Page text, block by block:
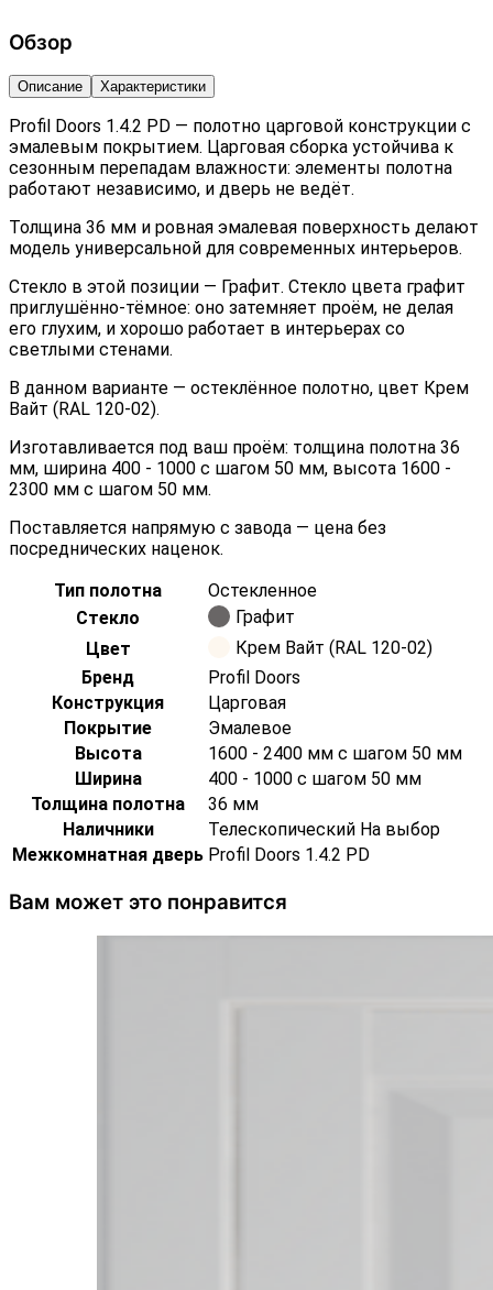
Обзор
Описание Характеристики
Profil Doors 1.4.2 PD — полотно царговой конструкции с
эмалевым покрытием. Царговая сборка устойчива к
сезонным перепадам влажности: элементы полотна
работают независимо, и дверь не ведёт.
Толщина 36 мм и ровная эмалевая поверхность делают
модель универсальной для современных интерьеров.
Стекло в этой позиции — Графит. Стекло цвета графит
приглушённо-тёмное: оно затемняет проём, не делая
его глухим, и хорошо работает в интерьерах со
светлыми стенами.
В данном варианте — остеклённое полотно, цвет Крем
Вайт (RAL 120-02).
Изготавливается под ваш проём: толщина полотна 36
мм, ширина 400 - 1000 с шагом 50 мм, высота 1600 -
2300 мм с шагом 50 мм.
Поставляется напрямую с завода — цена без
посреднических наценок.
Тип полотна
Остекленное
Стекло
Графит
Цвет
Крем Вайт (RAL 120-02)
Бренд
Profil Doors
Конструкция
Царговая
Покрытие
Эмалевое
Высота
1600 - 2400 мм с шагом 50 мм
Ширина
400 - 1000 с шагом 50 мм
Толщина полотна
36 мм
Наличники
Телескопический На выбор
Межкомнатная дверь Profil Doors 1.4.2 PD
Вам может это понравится